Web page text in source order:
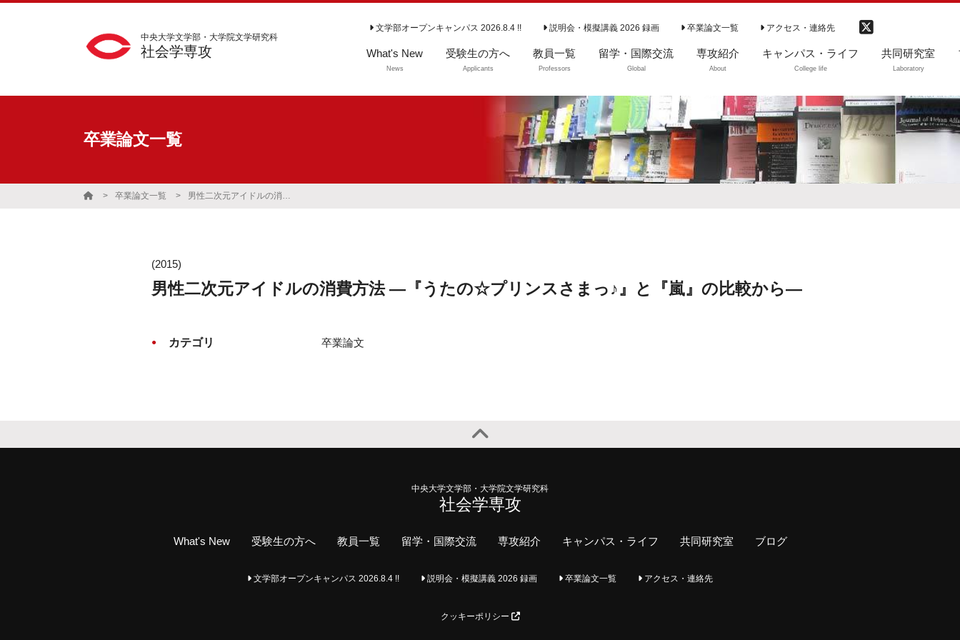
中央大学文学部・大学院文学研究科
社会学専攻
文学部オープンキャンパス 2026.8.4 !! 説明会・模擬講義 2026 録画 卒業論文一覧 アクセス・連絡先
What's New
News
受験生の方へ
Applicants
よくいただくご質
専攻説明会
教員一覧
Professors
留学・国際交流
Global
専攻紹介
About
専攻の理念
学部カリキュラム
卒業生の進路
キャンパス・ライフ
College life
大学院生等
卒業生・修了生
共同研究室
Laboratory
図書のご利用
開室時間
CD-ROM閲覧リ
ト
卒業論文一覧
卒業論文一覧 男性二次元アイドルの消費方法 ―『うたの☆プリンスさまっ♪』と『嵐』の比較から―
(2015)
男性二次元アイドルの消費方法 ―『うたの☆プリンスさまっ♪』と『嵐』の比較から―
カテゴリ 卒業論文
中央大学文学部・大学院文学研究科
社会学専攻
What's New 受験生の方へ 教員一覧 留学・国際交流 専攻紹介 キャンパス・ライフ 共同研究室 ブログ
文学部オープンキャンパス 2026.8.4 !! 説明会・模擬講義 2026 録画 卒業論文一覧 アクセス・連絡先
クッキーポリシー